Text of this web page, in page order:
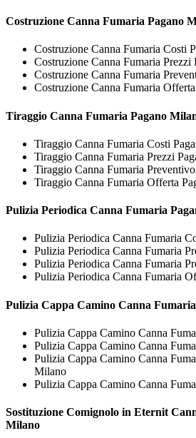
Costruzione Canna Fumaria Pagano
Costruzione Canna Fumaria Costi
Costruzione Canna Fumaria Prezzi
Costruzione Canna Fumaria
Costruzione Canna Fumaria
Tiraggio Canna Fumaria Pagano
Tiraggio Canna Fumaria Costi
Tiraggio Canna Fumaria Prezzi
Tiraggio Canna Fumaria
Tiraggio Canna Fumaria Offerta
Pulizia Periodica Canna Fumaria
Pulizia Periodica Canna Fumaria
Pulizia Periodica Canna Fumaria
Pulizia Periodica Canna Fumaria
Pulizia Periodica Canna Fumaria
Pulizia Cappa Camino Canna
Pulizia Cappa Camino Canna
Pulizia Cappa Camino Canna
Pulizia Cappa Camino Canna
Milano
Pulizia Cappa Camino Canna
Sostituzione Comignolo in Eternit
Milano